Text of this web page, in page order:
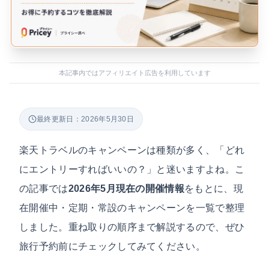
本記事内ではアフィリエイト広告を利用しています
最終更新日：2026年5月30日
楽天トラベルのキャンペーンは種類が多く、「どれ
にエントリーすればいいの？」と迷いますよね。こ
の記事では2026年5月現在の開催情報をもとに、現
在開催中・定期・常設のキャンペーンを一覧で整理
しました。重ね取りの順序まで解説するので、ぜひ
旅行予約前にチェックしてみてください。